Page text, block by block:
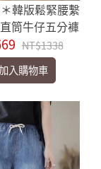
韓版鬆緊腰繫
筒牛仔五分褲
M~XL)
NT$1338
加入購物車